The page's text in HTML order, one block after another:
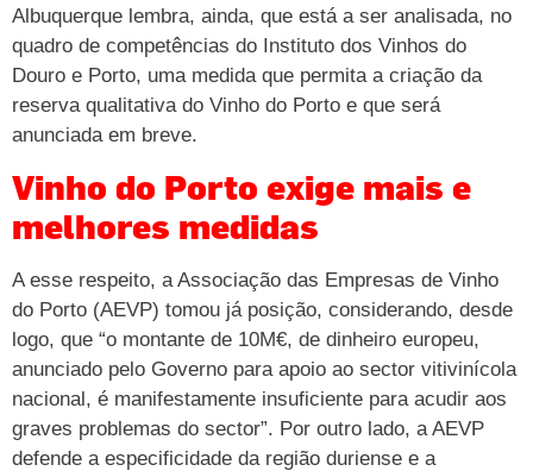
Albuquerque lembra, ainda, que está a ser analisada, no
quadro de competências do Instituto dos Vinhos do
Douro e Porto, uma medida que permita a criação da
reserva qualitativa do Vinho do Porto e que será
anunciada em breve.
Vinho do Porto exige mais e
melhores medidas
A esse respeito, a Associação das Empresas de Vinho
do Porto (AEVP) tomou já posição, considerando, desde
logo, que “o montante de 10M€, de dinheiro europeu,
anunciado pelo Governo para apoio ao sector vitivinícola
nacional, é manifestamente insuficiente para acudir aos
graves problemas do sector”. Por outro lado, a AEVP
defende a especificidade da região duriense e a